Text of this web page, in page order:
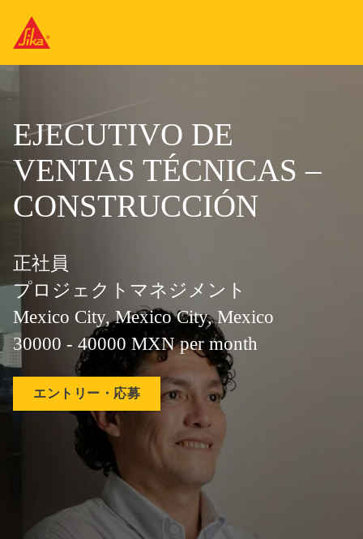
EJECUTIVO DE
VENTAS TÉCNICAS –
CONSTRUCCIÓN
正社員
プロジェクトマネジメント
Mexico City, Mexico City, Mexico
30000 - 40000 MXN per month
エントリー・応募